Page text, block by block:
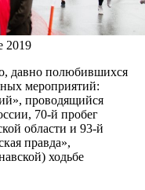
2019
давно полюбившихся
мероприятий:
проводящийся
70-й пробег
области и 93-й
правда»,
ходьбе